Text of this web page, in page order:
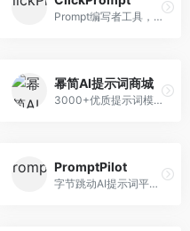
Prompt编写者工具，专注于提示词创作辅助。面向提示词创作者，提供提示词编辑、测试、分享等服务，创作工具完善。
幂简AI提示词商城
3000+优质提示词模板平台，专注于中文提示词。面向中文AI用户，提供提示词模板、分类检索、一键使用等服务，中文提示词丰富。
PromptPilot
字节跳动AI提示词平台，专注于提示词优化与管理。面向AI用户，提供提示词优化、效果测试、团队协作等服务，企业级功能完善。